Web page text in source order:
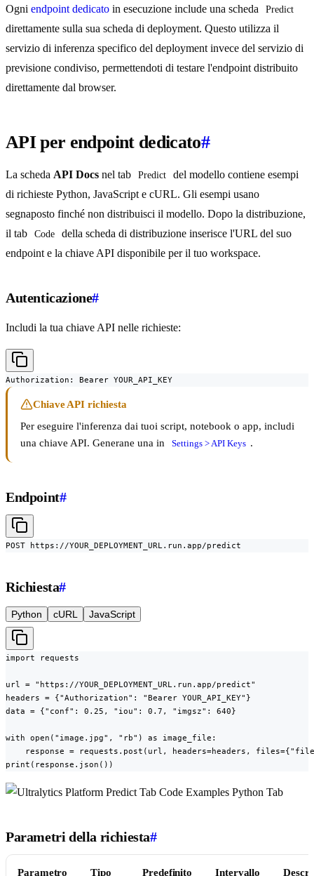
Ogni endpoint dedicato in esecuzione include una scheda Predict
direttamente sulla sua scheda di deployment. Questo utilizza il
servizio di inferenza specifico del deployment invece del servizio di
previsione condiviso, permettendoti di testare l'endpoint distribuito
direttamente dal browser.
API per endpoint dedicato#
La scheda API Docs nel tab Predict
del modello contiene esempi
di richieste Python, JavaScript e cURL. Gli esempi usano
segnaposto finché non distribuisci il modello. Dopo la distribuzione,
il tab
Code
della scheda di distribuzione inserisce l'URL del suo
endpoint e la chiave API disponibile per il tuo workspace.
Autenticazione#
Includi la tua chiave API nelle richieste:
Authorization: Bearer YOUR_API_KEY
Chiave API richiesta
Per eseguire l'inferenza dai tuoi script, notebook o app, includi
una chiave API. Generane una in
Settings > API Keys .
Endpoint#
POST https://YOUR_DEPLOYMENT_URL.run.app/predict
Richiesta#
Python cURL JavaScript
import requests
url = "https://YOUR_DEPLOYMENT_URL.run.app/predict"
headers = {"Authorization": "Bearer YOUR_API_KEY"}
data = {"conf": 0.25, "iou": 0.7, "imgsz": 640}
with open("image.jpg", "rb") as image_file:
response = requests.post(url, headers=headers,
print(response.json())
Parametri della richiesta#
Parametro Tipo Predefinito Intervallo